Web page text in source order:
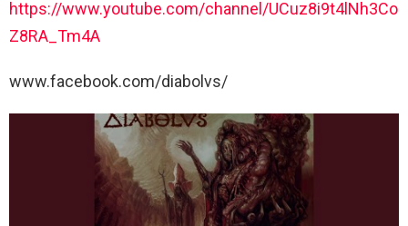
https://www.youtube.com/channel/UCuz8i9t4lNh3Co
Z8RA_Tm4A
www.facebook.com/diabolvs/